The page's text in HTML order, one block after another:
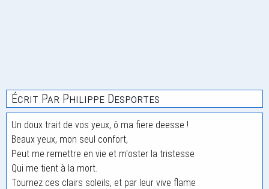
Écrit Par Philippe Desportes
Un doux trait de vos yeux, ô ma fiere deesse !
Beaux yeux, mon seul confort,
Peut me remettre en vie et m'oster la tristesse
Qui me tient à la mort.
Tournez ces clairs soleils, et par leur vive flame